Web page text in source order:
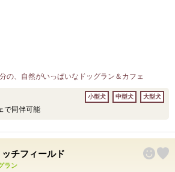
の、自然がいっぱいなドッグラン＆カフェ
で同伴可能
小型犬 中型犬 大型犬
チフィールド
ラン